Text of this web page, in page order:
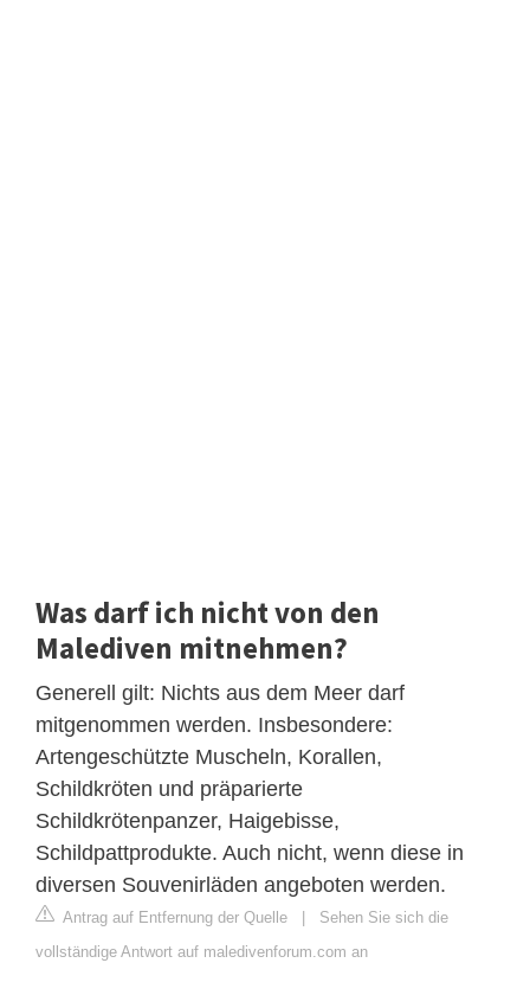
Was darf ich nicht von den
Malediven mitnehmen?
Generell gilt: Nichts aus dem Meer darf
mitgenommen werden. Insbesondere:
Artengeschützte Muscheln, Korallen,
Schildkröten und präparierte
Schildkrötenpanzer, Haigebisse,
Schildpattprodukte. Auch nicht, wenn diese in
diversen Souvenirläden angeboten werden.
Antrag auf Entfernung der Quelle | Sehen Sie sich die
vollständige Antwort auf maledivenforum.com an